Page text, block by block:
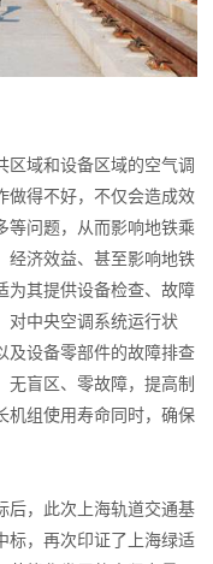
域和设备区域的空气调
做得不好，不仅会造成效
等问题，从而影响地铁乘
经济效益、甚至影响地铁
为其提供设备检查、故障
对中央空调系统运行状
及设备零部件的故障排查
无盲区、零故障，提高制
机组使用寿命同时，确保
后，此次上海轨道交通基
标，再次印证了上海绿适